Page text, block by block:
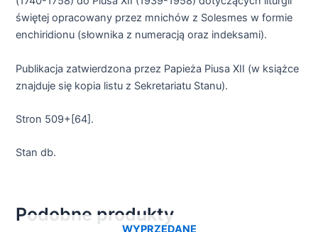
świętej opracowany przez mnichów z Solesmes w formie
enchiridionu (słownika z numeracją oraz indeksami).
Publikacja zatwierdzona przez Papieża Piusa XII (w książce
znajduje się kopia listu z Sekretariatu Stanu).
Stron 509+[64].
Stan db.
Podobne produkty
WYPRZEDANE